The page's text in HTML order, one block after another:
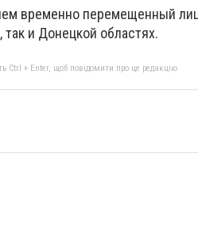
временно перемещенный
так и Донецкой областях.
Ctrl + Enter, щоб повідомити про це редакцію